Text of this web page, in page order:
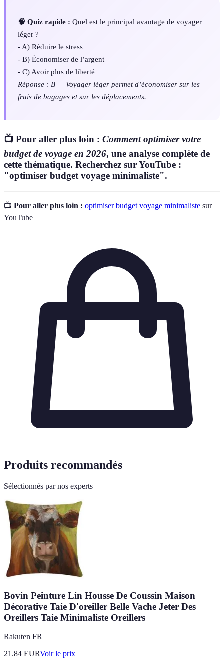
🧠 Quiz rapide : Quel est le principal avantage de voyager
léger ?
- A) Réduire le stress
- B) Économiser de l’argent
- C) Avoir plus de liberté
Réponse : B — Voyager léger permet d’économiser sur les
frais de bagages et sur les déplacements.
📺 Pour aller plus loin : Comment optimiser votre
budget de voyage en 2026, une analyse complète de
cette thématique. Recherchez sur YouTube :
"optimiser budget voyage minimaliste".
📺 Pour aller plus loin : optimiser budget voyage minimaliste sur
YouTube
Produits recommandés
Sélectionnés par nos experts
Bovin Peinture Lin Housse De Coussin Maison
Décorative Taie D'oreiller Belle Vache Jeter Des
Oreillers Taie Minimaliste Oreillers
Rakuten FR
21.84 EURVoir le prix